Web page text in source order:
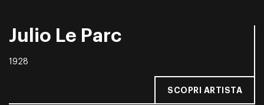
Julio Le Parc
1928
SCOPRI ARTISTA